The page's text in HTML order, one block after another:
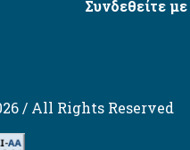
Συνδεθείτε
/ All Rights Reserved